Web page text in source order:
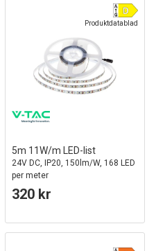
Produktdatablad
5m 11W/m LED-list
24V DC, IP20, 150lm/W, 168 LED
per meter
320 kr